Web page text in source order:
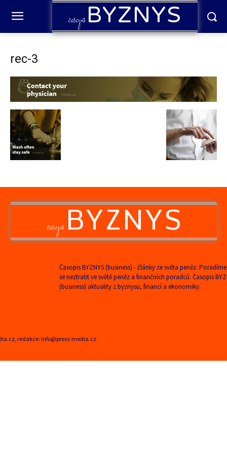
časopisBYZNYS
rec-3
časopisBYZNYS
Časopis BYZNYS (business) - články ze světa peněz.
se neztratit ve světě peněz a finančních poradců. Časopis
(business) aktuality z byznysu, financí a ekonomiky.
redakce: info@press-media.cz